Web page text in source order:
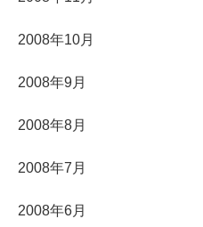
2008年10月
2008年9月
2008年8月
2008年7月
2008年6月